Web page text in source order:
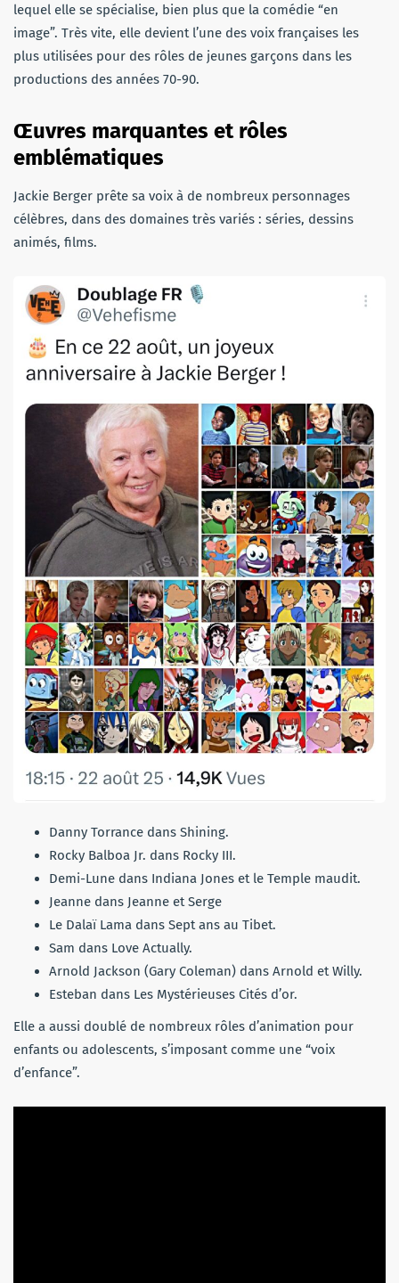
lequel elle se spécialise, bien plus que la comédie “en
image”. Très vite, elle devient l’une des voix françaises les
plus utilisées pour des rôles de jeunes garçons dans les
productions des années 70-90.
Œuvres marquantes et rôles
emblématiques
Jackie Berger prête sa voix à de nombreux personnages
célèbres, dans des domaines très variés : séries, dessins
animés, films.
Danny Torrance dans Shining.
Rocky Balboa Jr. dans Rocky III.
Demi-Lune dans Indiana Jones et le Temple maudit.
Jeanne dans Jeanne et Serge
Le Dalaï Lama dans Sept ans au Tibet.
Sam dans Love Actually.
Arnold Jackson (Gary Coleman) dans Arnold et Willy.
Esteban dans Les Mystérieuses Cités d’or.
Elle a aussi doublé de nombreux rôles d’animation pour
enfants ou adolescents, s’imposant comme une “voix
d’enfance”.